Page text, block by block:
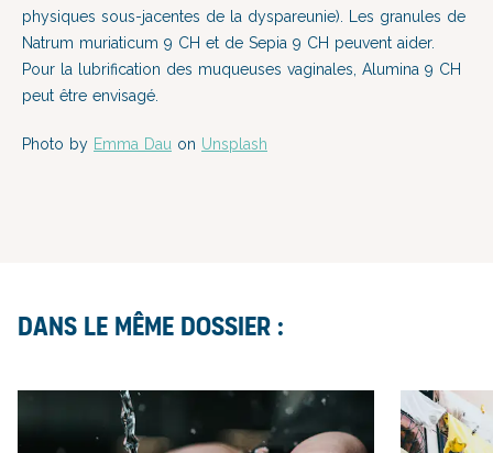
physiques sous-jacentes de la dyspareunie). Les granules de
Natrum muriaticum 9 CH et de Sepia 9 CH peuvent aider.
Pour la lubrification des muqueuses vaginales, Alumina 9 CH
peut être envisagé.
Photo by Emma Dau on Unsplash
Dans le même dossier :